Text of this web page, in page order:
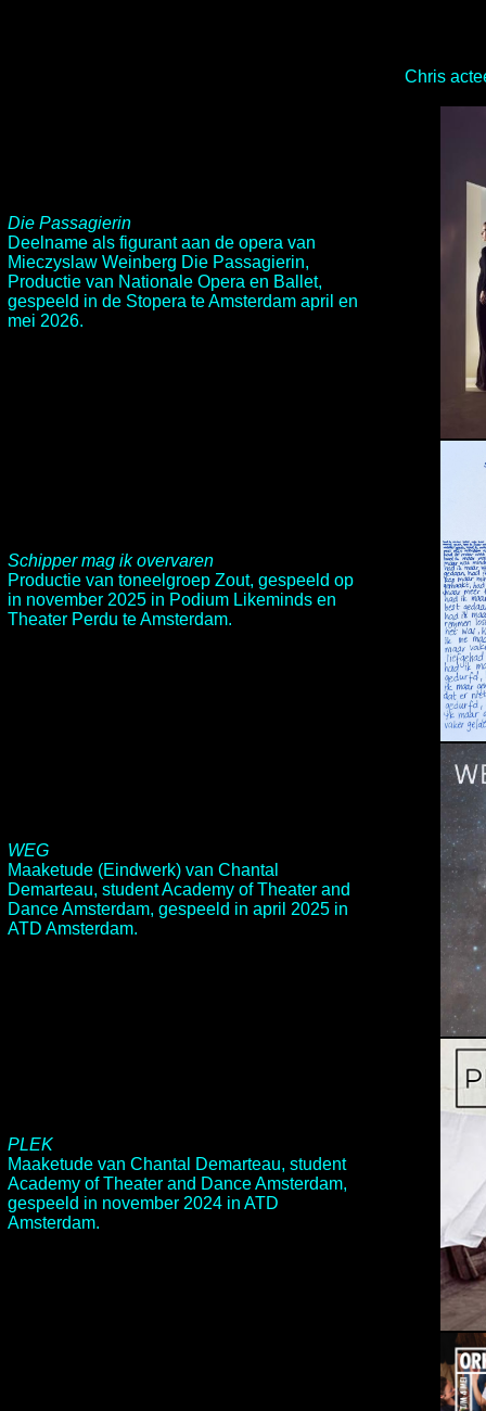
Chris
Die Passagierin
Deelname als figurant aan de opera van
Mieczyslaw Weinberg Die Passagierin,
Productie van Nationale Opera en Ballet,
gespeeld in de Stopera te Amsterdam april en
mei 2026.
Schipper mag ik overvaren
Productie van toneelgroep Zout, gespeeld op
in november 2025 in Podium Likeminds en
Theater Perdu te Amsterdam.
WEG
Maaketude (Eindwerk) van Chantal
Demarteau, student Academy of Theater and
Dance Amsterdam, gespeeld in april 2025 in
ATD Amsterdam.
PLEK
Maaketude van Chantal Demarteau, student
Academy of Theater and Dance Amsterdam,
gespeeld in november 2024 in ATD
Amsterdam.